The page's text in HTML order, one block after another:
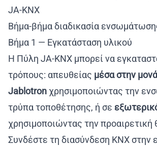
JA-KNX
Βήμα-βήμα διαδικασία
Βήμα 1 — Εγκατάσταση υλικού
Η Πύλη JA-KNX μπορεί να
τρόπους: απευθείας μέσα στην
Jablotronχρησιμοποιώντας την
τρύπα τοποθέτησης, ή σε
χρησιμοποιώντας την προαιρετική
Συνδέστε τη διασύνδεση KNX στην